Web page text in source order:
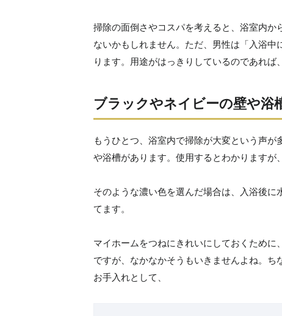
掃除の面倒さやコスパを考えると、浴室内
ないかもしれません。ただ、男性は「入浴
ります。用途がはっきりしているのであれば
ブラックやネイビーの壁や浴
もうひとつ、浴室内で掃除が大変という声
や浴槽があります。使用するとわかりますが
そのような濃い色を選んだ場合は、入浴後
てます。
マイホームをつねにきれいにしておくため
ですが、なかなかそうもいきませんよね。
お手入れとして、